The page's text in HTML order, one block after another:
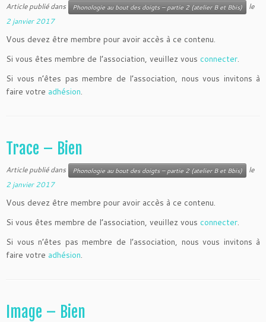
Article publié dans Phonologie au bout des doigts – partie 2 (atelier B et Bbis)
le
2 janvier 2017
Vous devez être membre pour avoir accès à ce contenu.
Si vous êtes membre de l’association, veuillez vous connecter.
Si vous n’êtes pas membre de l’association, nous vous invitons à
faire votre adhésion.
Trace – Bien
Article publié dans Phonologie au bout des doigts – partie 2 (atelier B et Bbis)
le
2 janvier 2017
Vous devez être membre pour avoir accès à ce contenu.
Si vous êtes membre de l’association, veuillez vous connecter.
Si vous n’êtes pas membre de l’association, nous vous invitons à
faire votre adhésion.
Image – Bien